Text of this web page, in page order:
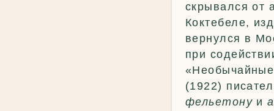
скрывался от
Коктебеле,
вернулся в
при
(1922)
фельетонуи